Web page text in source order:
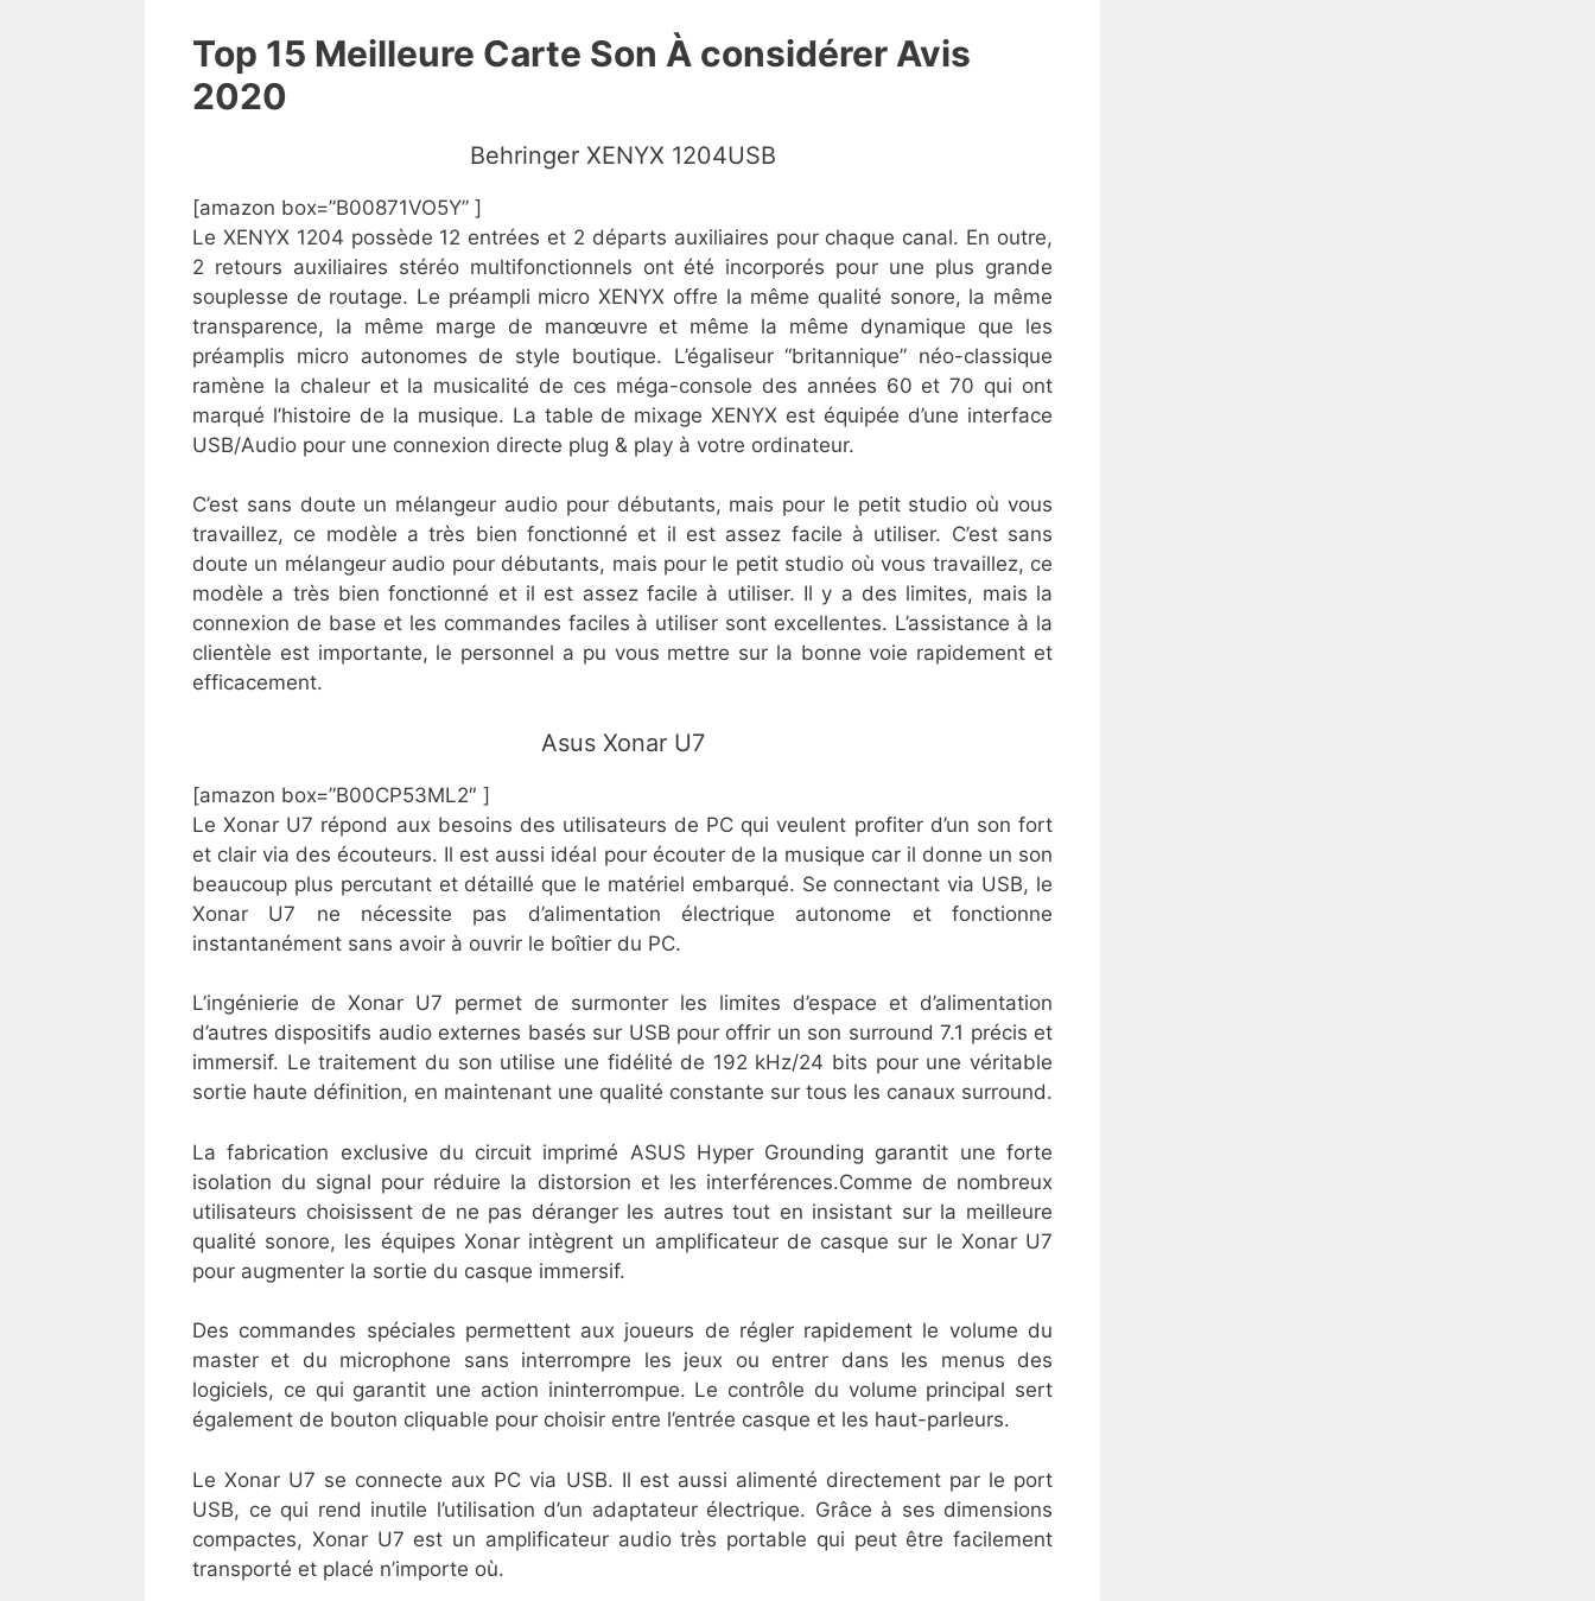
Top 15 Meilleure Carte Son À considérer Avis
2020
​Behringer XENYX 1204USB
[amazon box=”B00871VO5Y” ]
Le XENYX 1204 possède 12 entrées et 2 départs auxiliaires pour chaque canal. En outre,
2 retours auxiliaires stéréo multifonctionnels ont été incorporés pour une plus grande
souplesse de routage. Le préampli micro XENYX offre la même qualité sonore, la même
transparence, la même marge de manœuvre et même la même dynamique que les
préamplis micro autonomes de style boutique. L’égaliseur “britannique” néo-classique
ramène la chaleur et la musicalité de ces méga-console des années 60 et 70 qui ont
marqué l’histoire de la musique. La table de mixage XENYX est équipée d’une interface
USB/Audio pour une connexion directe plug & play à votre ordinateur.
C’est sans doute un mélangeur audio pour débutants, mais pour le petit studio où vous
travaillez, ce modèle a très bien fonctionné et il est assez facile à utiliser. C’est sans
doute un mélangeur audio pour débutants, mais pour le petit studio où vous travaillez, ce
modèle a très bien fonctionné et il est assez facile à utiliser. Il y a des limites, mais la
connexion de base et les commandes faciles à utiliser sont excellentes. L’assistance à la
clientèle est importante, le personnel a pu vous mettre sur la bonne voie rapidement et
efficacement.
​Asus Xonar U7
[amazon box=”B00CP53ML2″ ]
Le Xonar U7 répond aux besoins des utilisateurs de PC qui veulent profiter d’un son fort
et clair via des écouteurs. Il est aussi idéal pour écouter de la musique car il donne un son
beaucoup plus percutant et détaillé que le matériel embarqué. Se connectant via USB, le
Xonar U7 ne nécessite pas d’alimentation électrique autonome et fonctionne
instantanément sans avoir à ouvrir le boîtier du PC.
L’ingénierie de Xonar U7 permet de surmonter les limites d’espace et d’alimentation
d’autres dispositifs audio externes basés sur USB pour offrir un son surround 7.1 précis et
immersif. Le traitement du son utilise une fidélité de 192 kHz/24 bits pour une véritable
sortie haute définition, en maintenant une qualité constante sur tous les canaux surround.
La fabrication exclusive du circuit imprimé ASUS Hyper Grounding garantit une forte
isolation du signal pour réduire la distorsion et les interférences.Comme de nombreux
utilisateurs choisissent de ne pas déranger les autres tout en insistant sur la meilleure
qualité sonore, les équipes Xonar intègrent un amplificateur de casque sur le Xonar U7
pour augmenter la sortie du casque immersif.
Des commandes spéciales permettent aux joueurs de régler rapidement le volume du
master et du microphone sans interrompre les jeux ou entrer dans les menus des
logiciels, ce qui garantit une action ininterrompue. Le contrôle du volume principal sert
également de bouton cliquable pour choisir entre l’entrée casque et les haut-parleurs.
Le Xonar U7 se connecte aux PC via USB. Il est aussi alimenté directement par le port
USB, ce qui rend inutile l’utilisation d’un adaptateur électrique. Grâce à ses dimensions
compactes, Xonar U7 est un amplificateur audio très portable qui peut être facilement
transporté et placé n’importe où.